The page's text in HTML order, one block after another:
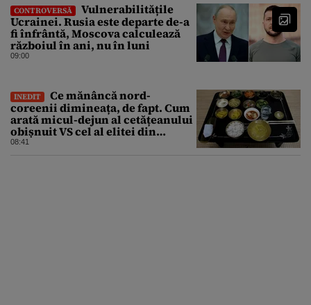
CONTROVERSĂ
Vulnerabilitățile
Ucrainei. Rusia este departe de-a
fi înfrântă, Moscova calculează
războiul în ani, nu în luni
09:00
INEDIT
Ce mănâncă nord-
coreenii dimineața, de fapt. Cum
arată micul-dejun al cetățeanului
obișnuit VS cel al elitei din
Phenian
08:41